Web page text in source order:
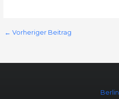
← Vorheriger Beitrag
Berlin